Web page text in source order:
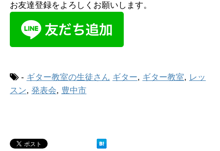
お友達登録をよろしくお願いします。
- ギター教室の生徒さん ギター, ギター教室, レッ
スン, 発表会, 豊中市